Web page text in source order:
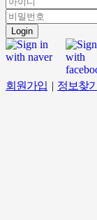
Login
회원가입 | 정보찾기